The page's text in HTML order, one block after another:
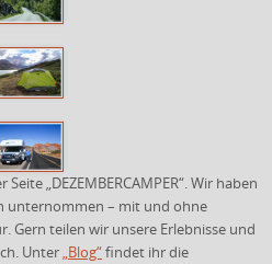
„DEZEMBERCAMPER“. Wir haben
unternommen – mit und ohne
Gern teilen wir unsere Erlebnisse und
Unter„Blog“findet ihr die